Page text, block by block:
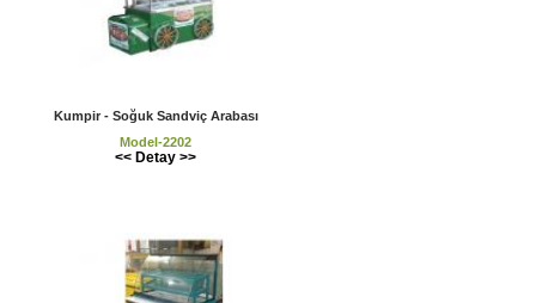
Kumpir - Soğuk Sandviç Arabası
Model-2202
<< Detay >>